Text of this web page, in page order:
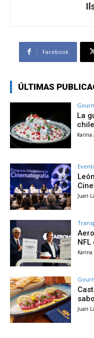
Facebook
ÚLTIMAS
La
Karina
Juan
Karina
Juan